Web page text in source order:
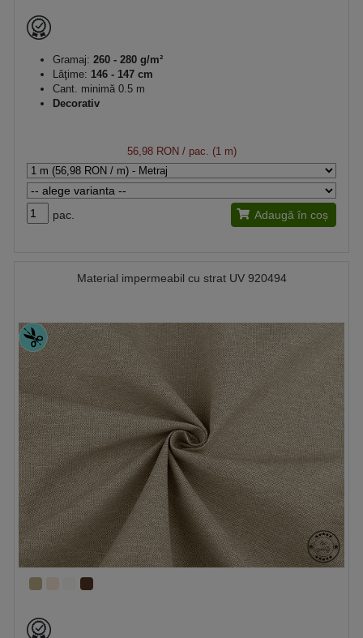
Gramaj: 260 - 280 g/m²
Lăţime: 146 - 147 cm
Cant. minimă 0.5 m
Decorativ
56,98 RON / pac. (1 m)
pac. Adaugă în coș
Material impermeabil cu strat UV 920494